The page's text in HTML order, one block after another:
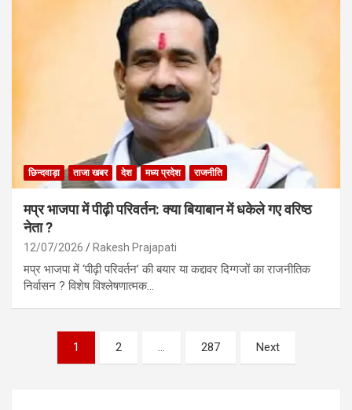
छिन्दवाड़ा ताजा खबर देश मध्य प्रदेश राजनीति
मप्र भाजपा में पीढ़ी परिवर्तन: क्या बियाबान में धकेले गए वरिष्ठ
नेता ?
12/07/2026 Rakesh Prajapati
मप्र भाजपा में ‘पीढ़ी परिवर्तन’ की बयार या कद्दावर दिग्गजों का राजनीतिक
निर्वासन ? विशेष विश्लेषणात्मक…
pagination
1 2 … 287 Next